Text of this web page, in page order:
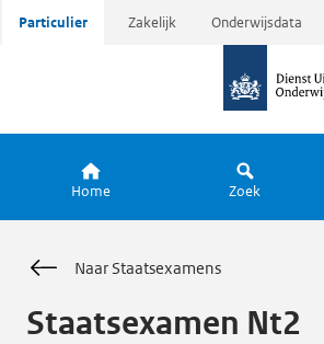
Ga
Particulier Zakelijk Onderwijsdata
de
Home Zoek
Naar Staatsexamens
Staatsexamen Nt2